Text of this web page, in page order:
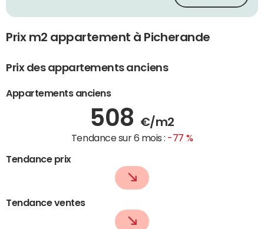
Prix m2 appartement à Picherande
Prix des appartements anciens
Appartements anciens
508 €/m2
Tendance sur 6 mois : -77 %
Tendance prix
Tendance ventes